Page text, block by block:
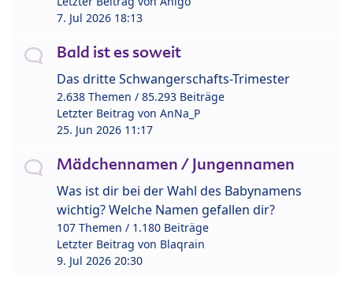
7. Jul 2026 18:13
Bald ist es soweit
Das dritte Schwangerschafts-Trimester
2.638 Themen / 85.293 Beiträge
Letzter Beitrag von AnNa_P
25. Jun 2026 11:17
Mädchennamen / Jungennamen
Was ist dir bei der Wahl des Babynamens
wichtig? Welche Namen gefallen dir?
107 Themen / 1.180 Beiträge
Letzter Beitrag von Blaqrain
9. Jul 2026 20:30